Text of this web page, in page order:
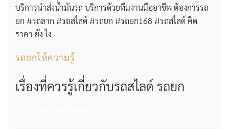
บริการนำส่งน้ำมันรถ บริการด้วยทีมงานมืออาชีพ ต้องการรถ
ยก #รถลาก #รถสไลด์ #รถยก #รถยก168 #รถสไลด์ คิด
ราคา ยัง ไง
รถยกให้ความรู้
เรื่องที่ควรรู้เกี่ยวกับรถสไลด์ รถยก